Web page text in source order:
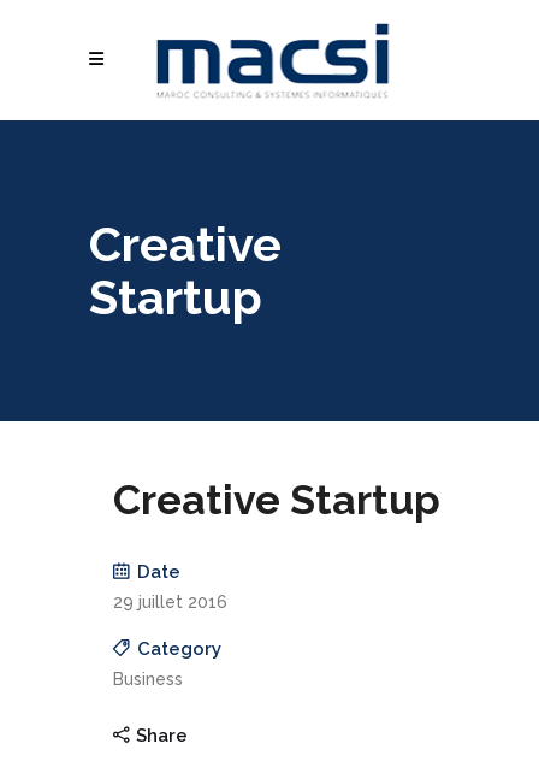
Creative
Startup
Creative Startup
Date
29 juillet 2016
Category
Business
Share